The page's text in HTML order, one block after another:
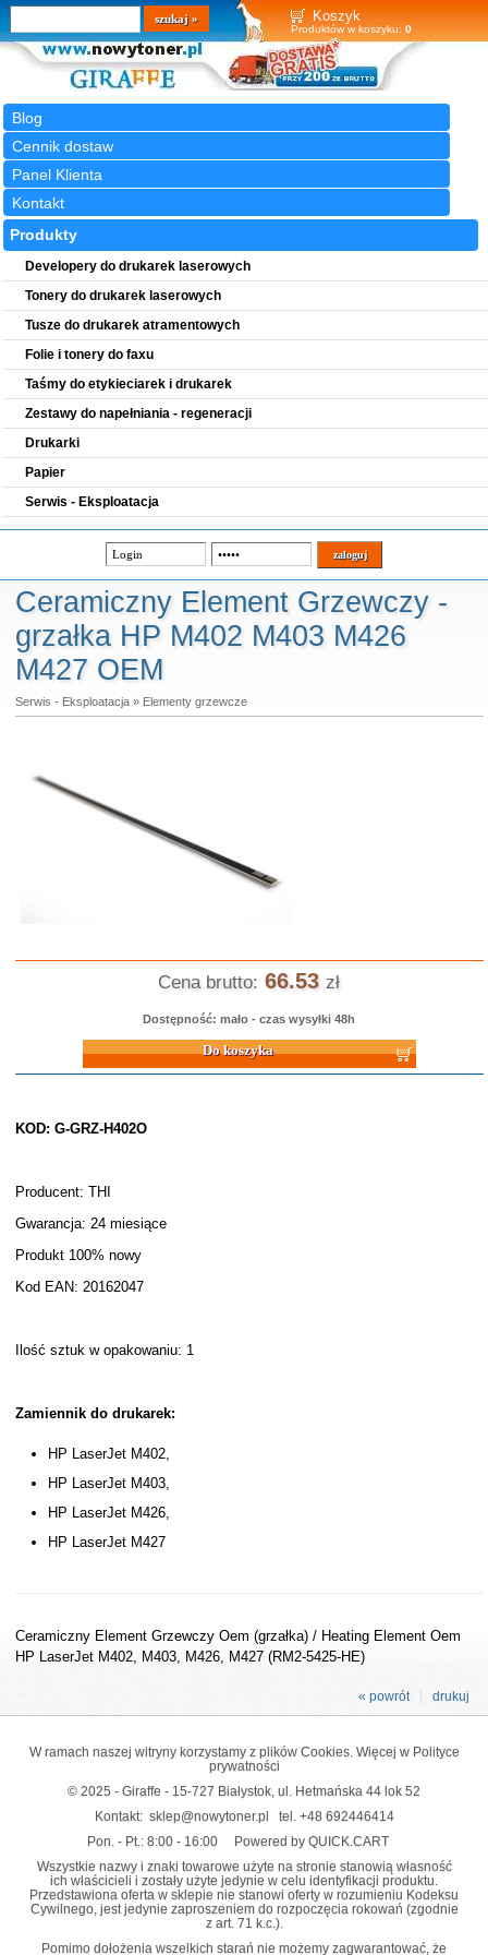
Koszyk
Produktów w koszyku: 0
Blog
Cennik dostaw
Panel Klienta
Kontakt
Wyszukiwarka
szukaj
Produkty
Developery do drukarek laserowych
Tonery do drukarek laserowych
Tusze do drukarek atramentowych
Folie i tonery do faxu
Taśmy do etykieciarek i drukarek
Zestawy do napełniania - regeneracji
Drukarki
Papier
Serwis - Eksploatacja
Ceramiczny Element Grzewczy -
grzałka HP M402 M403 M426
M427 OEM
Serwis - Eksploatacja» Elementy grzewcze
Cena brutto: 66.53 zł
Dostępność: mało - czas wysyłki 48h
Do koszyka
KOD: G-GRZ-H402O
Producent: THI
Gwarancja: 24 miesiące
Produkt 100% nowy
Kod EAN: 20162047
Ilość sztuk w opakowaniu: 1
Zamiennik do drukarek:
HP LaserJet M402,
HP LaserJet M403,
HP LaserJet M426,
HP LaserJet M427
Ceramiczny Element Grzewczy Oem (grzałka) / Heating Element Oem
HP LaserJet M402, M403, M426, M427 (RM2-5425-HE)
drukuj
« powrót
W ramach naszej witryny korzystamy z plików Cookies. Więcej w Polityce
prywatności
© 2025 - Giraffe - 15-727 Białystok, ul. Hetmańska 44 lok 52
Kontakt: sklep@nowytoner.pl tel. +48 692446414
Pon. - Pt.: 8:00 - 16:00
Powered by QUICK.CART
Wszystkie nazwy i znaki towarowe użyte na stronie stanowią własność
ich właścicieli i zostały użyte jedynie w celu identyfikacji produktu.
Przedstawiona oferta w sklepie nie stanowi oferty w rozumieniu Kodeksu
Cywilnego, jest jedynie zaproszeniem do rozpoczęcia rokowań (zgodnie
z art. 71 k.c.).
Pomimo dołożenia wszelkich starań nie możemy zagwarantować, że